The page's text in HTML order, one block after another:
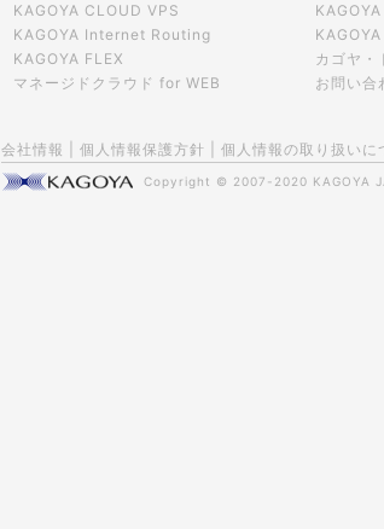
KAGOYA CLOUD VPS
KAGOYA Internet Routing
KAGOYA FLEX
マネージドクラウド for WEB
カゴヤ・
お問い合
会社情報 個人情報保護方針 個人情報の取り扱いに
Copyright © 2007-2020 KAGOYA